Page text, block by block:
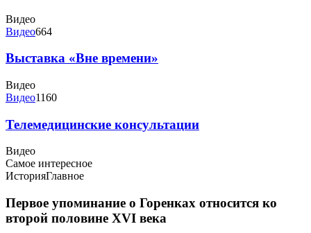
Видео
Видео664
Выставка «Вне времени»
Видео
Видео1160
Телемедицинские консультации
Видео
Самое интересное
ИсторияГлавное
Первое упоминание о Горенках относится ко
второй половине XVI века